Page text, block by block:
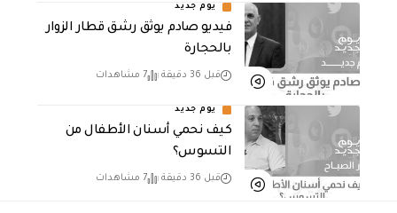
يوم جديد
فيديو صادم يوثق رشق قطار الزوار
بالحجارة
قبل 36 دقيقة 7 مشاهدات
يوم جديد
كيف نحمي أسنان الأطفال من
التسوس؟
قبل 36 دقيقة 7 مشاهدات